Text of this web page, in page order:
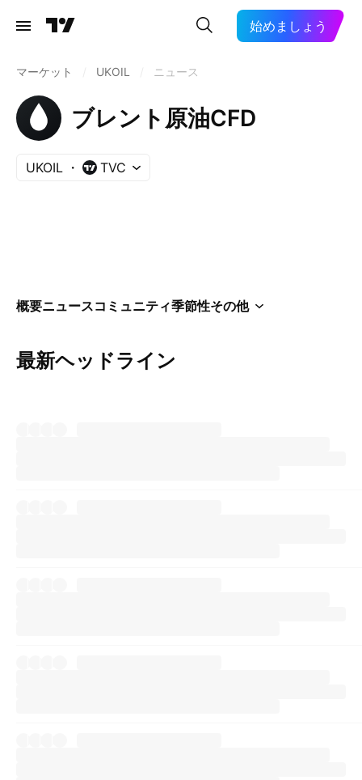
始めましょう
マーケット UKOIL ニュース
ブレント原油CFD
UKOIL TVC
概要ニュースコミュニティ季節性その他
最新ヘッドライン